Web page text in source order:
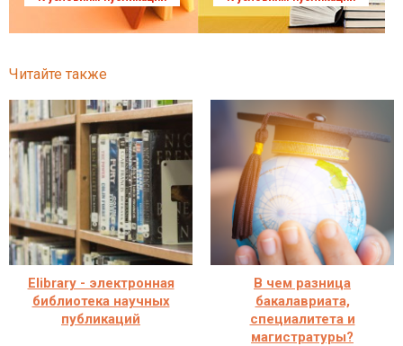
Читайте также
Elibrary - электронная
библиотека научных
публикаций
В чем разница
бакалавриата,
специалитета и
магистратуры?